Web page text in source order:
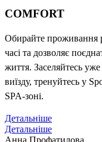
COMFORT
Обирайте проживання
часі та дозволяє
життя. Заселяйтесь
виїзду, тренуйтесь у
SPA-зоні.
Детальніше
Детальніше